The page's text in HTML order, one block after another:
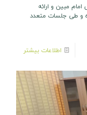
مبین و ارائه
و طی جلسات متعدد
اطلاعات بیشتر